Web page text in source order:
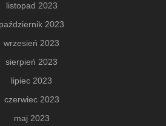
listopad 2023
październik 2023
wrzesień 2023
sierpień 2023
lipiec 2023
czerwiec 2023
maj 2023